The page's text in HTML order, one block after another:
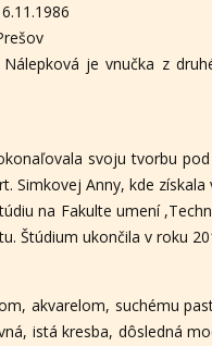
je vnučka z
svoju tvorbu
Simkovej Anny, kde získala
na Fakulte umení
Štúdium ukončila v roku
akvarelom, suchému
istá kresba, dôsledná